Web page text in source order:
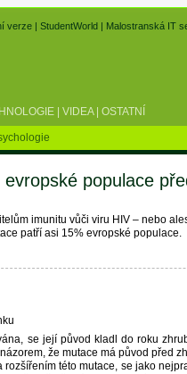
verze |StudentWorld | Malostranská IT
| VIDEA| OSTATNÍ
populace
imunitu vůči viru HIV – nebo
patří asi 15% evropské populace.
se její původ kladl do roku
že mutace má původ před
této mutace, se jako